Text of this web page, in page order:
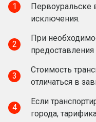
1
Первоуральске
исключения.
2
При
предоставления
3
Стоимость
отличаться в
4
Если
города,